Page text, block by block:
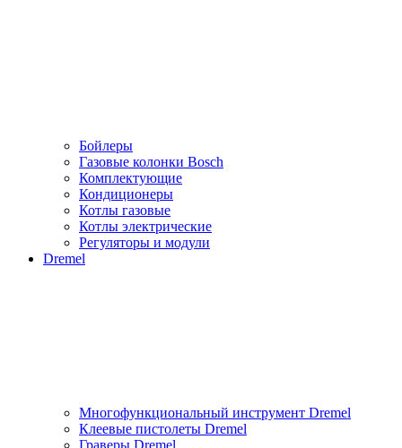
Бойлеры
Газовые колонки Bosch
Комплектующие
Кондиционеры
Котлы газовые
Котлы электрические
Регуляторы и модули
Dremel
Многофункциональный инструмент Dremel
Клеевые пистолеты Dremel
Граверы Dremel